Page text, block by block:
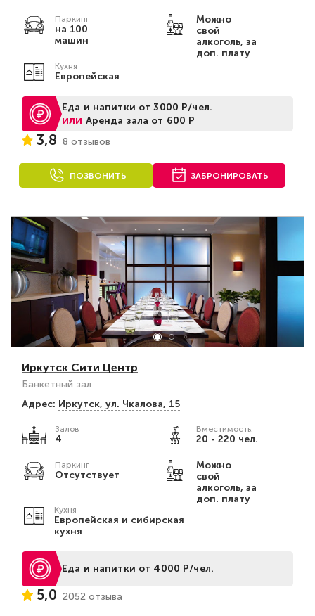
Паркинг
на 100
машин
Можно
свой
алкоголь, за
доп. плату
Кухня
Европейская
Еда и напитки от 3000 Р/чел.
или Аренда зала от 600 Р
3,8 8 отзывов
ПОЗВОНИТЬ ЗАБРОНИРОВАТЬ
Иркутск Сити Центр
Банкетный зал
Адрес: Иркутск, ул. Чкалова, 15
Залов
4
Вместимость:
20 - 220 чел.
Паркинг
Отсутствует
Можно
свой
алкоголь, за
доп. плату
Кухня
Европейская и сибирская
кухня
Еда и напитки от 4000 Р/чел.
5,0 2052 отзыва